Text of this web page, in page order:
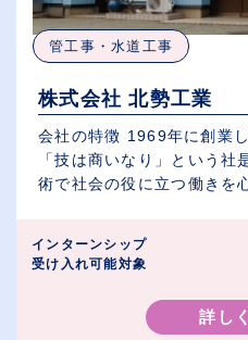
管工事・水道工事
株式会社 北勢工業
会社の特徴 1969年に創業
「技は商いなり」という
術で社会の役に立つ働きを
インターンシップ
受け入れ可能対象
詳し